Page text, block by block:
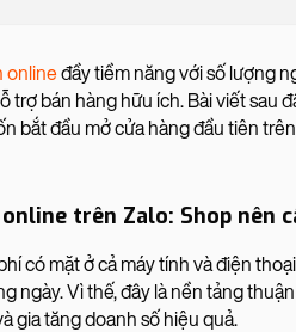
onlineđầy tiềm năng với số lượng
bán hàng hữu ích. Bài viết sau
bắt đầu mở cửa hàng đầu tiên
trên Zalo: Shop nên
có mặt ở cả máy tính và điện
ngày. Vì thế, đây là nền tảng
gia tăng doanh số hiệu quả.